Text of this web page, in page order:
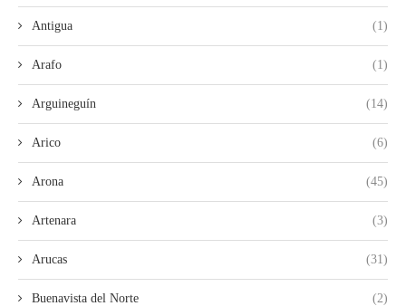
Antigua (1)
Arafo (1)
Arguineguín (14)
Arico (6)
Arona (45)
Artenara (3)
Arucas (31)
Buenavista del Norte (2)